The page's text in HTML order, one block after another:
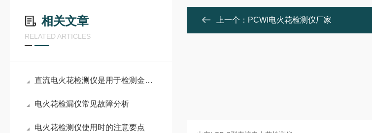
相关文章
RELATED ARTICLES
直流电火花检测仪是用于检测金属防腐涂层质量的仪器
电火花检漏仪常见故障分析
电火花检测仪使用时的注意要点
上一个： PCWI电火花检测仪厂家